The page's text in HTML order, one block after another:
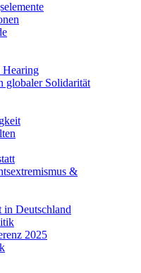
Hearing
globaler Solidarität
&
in Deutschland
2025